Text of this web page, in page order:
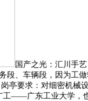
国产之光：汇川手
、车辆段，因为工
亭要求：对细密机械
——广东工业大学，